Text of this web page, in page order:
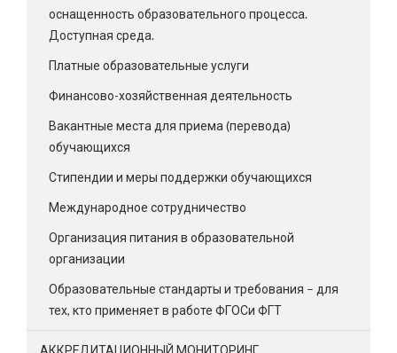
оснащенность образовательного процесса.
Доступная среда.
Платные образовательные услуги
Финансово-хозяйственная деятельность
Вакантные места для приема (перевода)
обучающихся
Стипендии и меры поддержки обучающихся
Международное сотрудничество
Организация питания в образовательной
организации
Образовательные стандарты и требования – для
тех, кто применяет в работе ФГОСи ФГТ